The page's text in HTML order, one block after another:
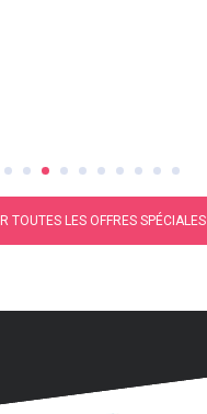
TOUTES LES OFFRES SPÉCIALES